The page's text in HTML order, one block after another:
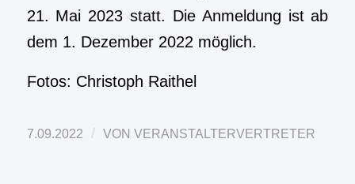
21. Mai 2023 statt. Die Anmeldung ist ab
dem 1. Dezember 2022 möglich.
Fotos: Christoph Raithel
7.09.2022 / VON VERANSTALTERVERTRETER